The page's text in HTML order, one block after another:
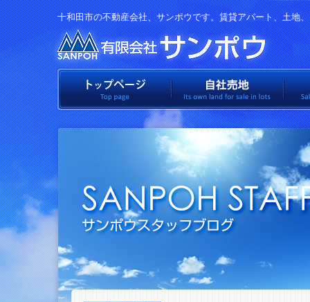
十和田市の不動産会社、サンポウです。賃貸アパート、土地
有限会社
トップページ 自社